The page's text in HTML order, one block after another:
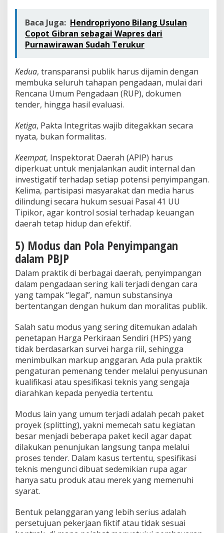
Baca Juga: Hendropriyono Bilang Usulan
Copot Gibran sebagai Wapres dari
Purnawirawan Sudah Terukur
Kedua, transparansi publik harus dijamin dengan
membuka seluruh tahapan pengadaan, mulai dari
Rencana Umum Pengadaan (RUP), dokumen
tender, hingga hasil evaluasi.
Ketiga, Pakta Integritas wajib ditegakkan secara
nyata, bukan formalitas.
Keempat, Inspektorat Daerah (APIP) harus
diperkuat untuk menjalankan audit internal dan
investigatif terhadap setiap potensi penyimpangan.
Kelima, partisipasi masyarakat dan media harus
dilindungi secara hukum sesuai Pasal 41 UU
Tipikor, agar kontrol sosial terhadap keuangan
daerah tetap hidup dan efektif.
5) Modus dan Pola Penyimpangan
dalam PBJP
Dalam praktik di berbagai daerah, penyimpangan
dalam pengadaan sering kali terjadi dengan cara
yang tampak “legal”, namun substansinya
bertentangan dengan hukum dan moralitas publik.
Salah satu modus yang sering ditemukan adalah
penetapan Harga Perkiraan Sendiri (HPS) yang
tidak berdasarkan survei harga riil, sehingga
menimbulkan markup anggaran. Ada pula praktik
pengaturan pemenang tender melalui penyusunan
kualifikasi atau spesifikasi teknis yang sengaja
diarahkan kepada penyedia tertentu.
Modus lain yang umum terjadi adalah pecah paket
proyek (splitting), yakni memecah satu kegiatan
besar menjadi beberapa paket kecil agar dapat
dilakukan penunjukan langsung tanpa melalui
proses tender. Dalam kasus tertentu, spesifikasi
teknis mengunci dibuat sedemikian rupa agar
hanya satu produk atau merek yang memenuhi
syarat.
Bentuk pelanggaran yang lebih serius adalah
persetujuan pekerjaan fiktif atau tidak sesuai